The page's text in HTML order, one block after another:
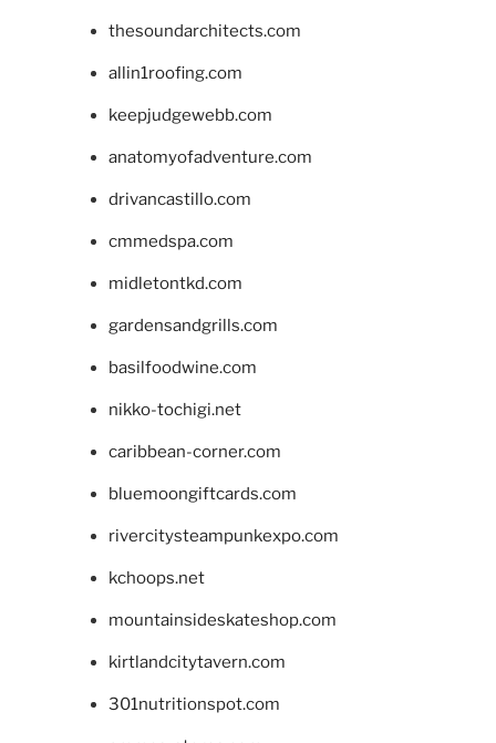
thesoundarchitects.com
allin1roofing.com
keepjudgewebb.com
anatomyofadventure.com
drivancastillo.com
cmmedspa.com
midletontkd.com
gardensandgrills.com
basilfoodwine.com
nikko-tochigi.net
caribbean-corner.com
bluemoongiftcards.com
rivercitysteampunkexpo.com
kchoops.net
mountainsideskateshop.com
kirtlandcitytavern.com
301nutritionspot.com